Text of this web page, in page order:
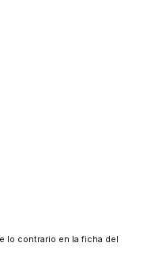
lo contrario en la ficha del